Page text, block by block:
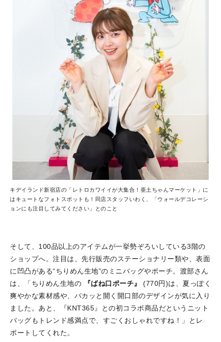
キデイランド新宿店の「レトロカワイイが大集合！亜土ちゃんマーケット」に
はキュートなフォトスポットも！同店スタッフいわく、「ウォールデコレーシ
ョンにも注目してみてください」とのこと
そして、100品以上のアイテムが一挙勢ぞろいしている3階の
ショップへ。注目は、先行販売のステーショナリー類や、表面
に凹凸がある“ちりめん生地”のミニバッグやポーチ。渡部さん
は、「ちりめん生地の
『ばね口ポーチ』
(770円)は、夏っぽく
爽やかな素材感や、パカッと開く開口部のデザインが気に入り
ました。あと、『KNT365』との初コラボ商品だというニット
バッグもトレンド感満点で、すごくおしゃれですね！」とレ
ポートしてくれた。